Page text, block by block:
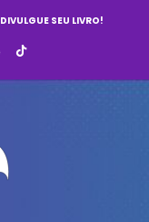
DIVULGUE SEU LIVRO!